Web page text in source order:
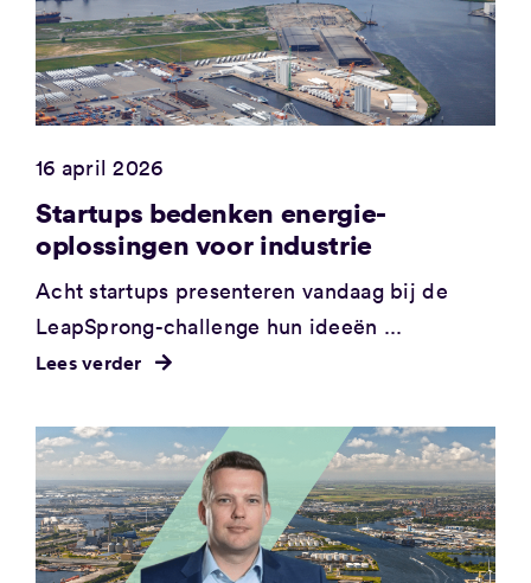
16 april 2026
Startups bedenken energie-
oplossingen voor industrie
Acht startups presenteren vandaag bij de
LeapSprong-challenge hun ideeën ...
Lees verder